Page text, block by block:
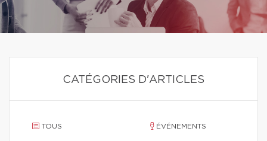
CATÉGORIES D'ARTICLES
TOUS ÉVÉNEMENTS